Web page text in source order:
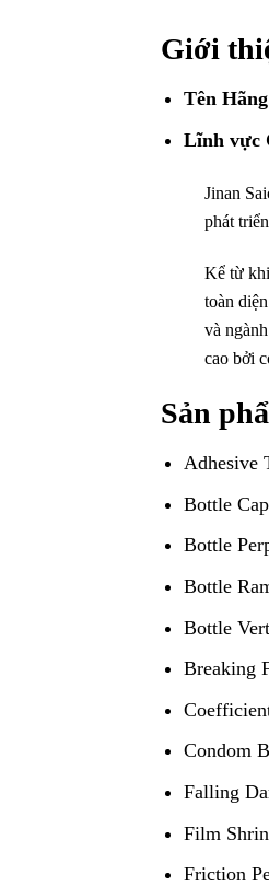
Giới
Tên Hãng
Lĩnh vực
Jinan
phát
Kể từ
toàn
và
cao bởi
Sản
Adhesive
Bottle
Bottle
Bottle
Bottle
Breaking
Condom
Falling
Film
Friction